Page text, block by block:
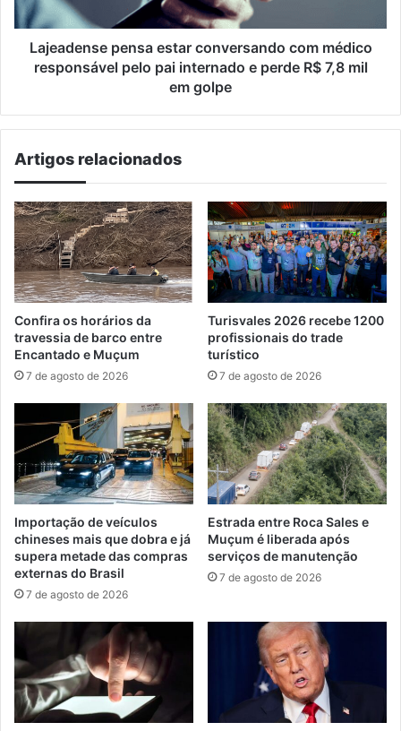
pelo
pai
internado
7,8
em
Lajeadense pensa estar conversando com médico
responsável pelo pai internado e perde R$ 7,8 mil
em golpe
Artigos relacionados
Confira os horários da
travessia de barco entre
Encantado e Muçum
7 de agosto de 2026
Turisvales 2026 recebe 1200
profissionais do trade
turístico
7 de agosto de 2026
Importação de veículos
chineses mais que dobra e já
supera metade das compras
externas do Brasil
7 de agosto de 2026
Estrada entre Roca Sales e
Muçum é liberada após
serviços de manutenção
7 de agosto de 2026